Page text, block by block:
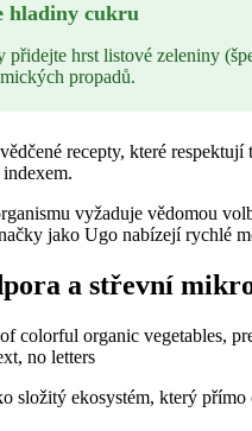
hladiny cukru
přidejte hrst listové zeleniny
propadů.
recepty, které
vyžaduje vědomou
jako Ugo nabízejí rychlé
a střevní
složitý ekosystém, který